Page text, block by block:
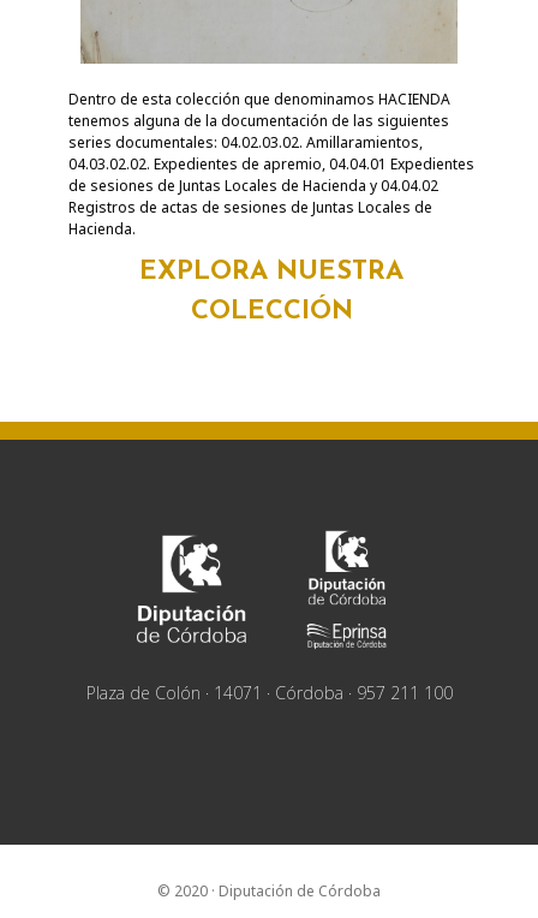
Dentro de esta colección que denominamos HACIENDA
tenemos alguna de la documentación de las siguientes
series documentales: 04.02.03.02. Amillaramientos,
04.03.02.02. Expedientes de apremio, 04.04.01 Expedientes
de sesiones de Juntas Locales de Hacienda y 04.04.02
Registros de actas de sesiones de Juntas Locales de
Hacienda.
EXPLORA NUESTRA
COLECCIÓN
Plaza de Colón · 14071 · Córdoba · 957 211 100
© 2020 · Diputación de Córdoba